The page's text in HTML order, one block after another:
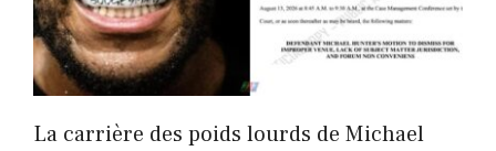
La carrière des poids lourds de Michael